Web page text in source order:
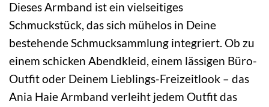
Dieses Armband ist ein vielseitiges
Schmuckstück, das sich mühelos in Deine
bestehende Schmucksammlung integriert. Ob zu
einem schicken Abendkleid, einem lässigen Büro-
Outfit oder Deinem Lieblings-Freizeitlook – das
Ania Haie Armband verleiht jedem Outfit das